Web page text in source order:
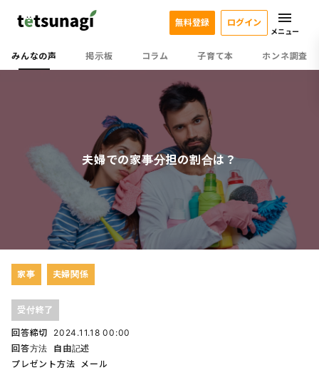
みんなの声 掲示板 コラム 子育て本 ホンネ調査
無料登録 ログイン
メニュー
夫婦での家事分担の割合は？
家事 夫婦関係
受付終了
回答締切
2024.11.18 00:00
回答方法
自由記述
プレゼント方法
メール